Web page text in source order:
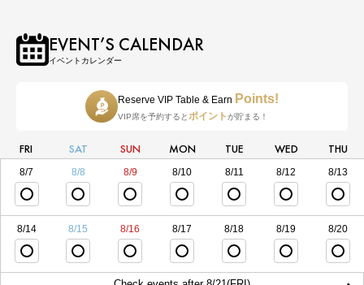
-GUEST DJ-
-HOST MC-
YOU-KID
-LAUREL TOKYO RESIDENT DJ-
HERO & ZUMA
EVENT’S CALENDAR
イベントカレンダー
Reserve VIP Table & Earn Points!
VIP席を予約すると ポイント が貯まる！
FRI SAT SUN MON TUE WED THU
8/7 8/8 8/9 8/10 8/11 8/12 8/13
8/14 8/15 8/16 8/17 8/18 8/19 8/20
Check events after 8/21(FRI)